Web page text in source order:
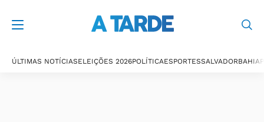
ÚLTIMAS NOTÍCIASELEIÇÕES 2026POLÍTICAESPORTESSALVADORBAHIA